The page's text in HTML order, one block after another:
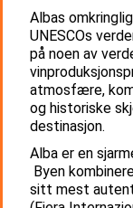
Albas
UNESCOs
på noen av
atmosfære,
og historiske
destinasjon.
Alba er en
Byen
sitt mest